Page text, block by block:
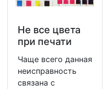
Не все цвета
при печати
Чаще всего данная
неисправность
связана с